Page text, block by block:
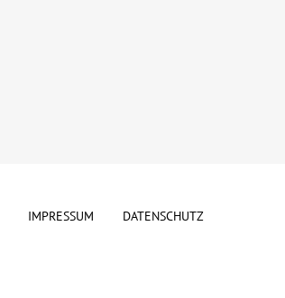
IMPRESSUM
DATENSCHUTZ